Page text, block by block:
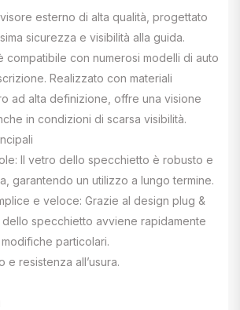
esterno di alta qualità, progettato
sicurezza e visibilità alla guida.
compatibile con numerosi modelli di auto
Realizzato con materiali
ad alta definizione, offre una visione
in condizioni di scarsa visibilità.
Il vetro dello specchietto è robusto e
garantendo un utilizzo a lungo termine.
e veloce: Grazie al design plug &
specchietto avviene rapidamente
particolari.
e resistenza all’usura.